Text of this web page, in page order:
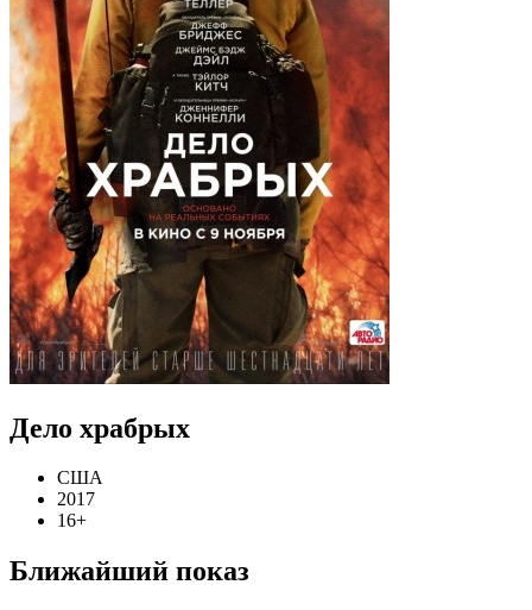
Дело храбрых
США
2017
16+
Ближайший показ